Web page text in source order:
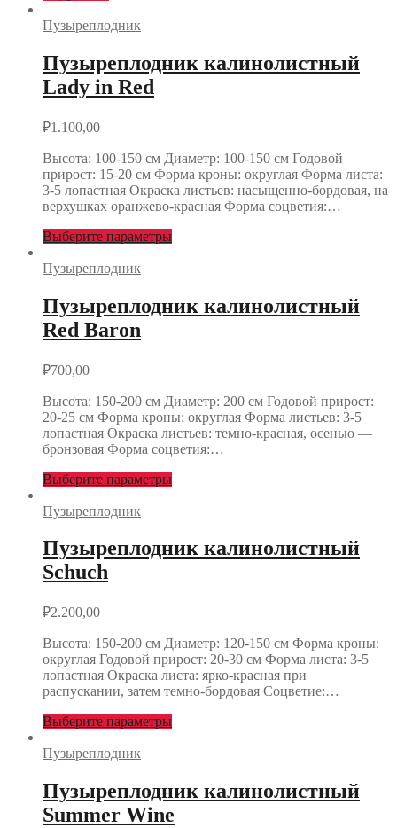
Пузыреплодник
Пузыреплодник калинолистный
Lady in Red
₽1.100,00
Высота: 100-150 см Диаметр: 100-150 см Годовой
прирост: 15-20 см Форма кроны: округлая Форма листа:
3-5 лопастная Окраска листьев: насыщенно-бордовая, на
верхушках оранжево-красная Форма соцветия:…
Выберите параметры
Пузыреплодник
Пузыреплодник калинолистный
Red Baron
₽700,00
Высота: 150-200 см Диаметр: 200 см Годовой прирост:
20-25 см Форма кроны: округлая Форма листьев: 3-5
лопастная Окраска листьев: темно-красная, осенью —
бронзовая Форма соцветия:…
Выберите параметры
Пузыреплодник
Пузыреплодник калинолистный
Schuch
₽2.200,00
Высота: 150-200 см Диаметр: 120-150 см Форма кроны:
округлая Годовой прирост: 20-30 см Форма листа: 3-5
лопастная Окраска листа: ярко-красная при
распускании, затем темно-бордовая Соцветие:…
Выберите параметры
Пузыреплодник
Пузыреплодник калинолистный
Summer Wine